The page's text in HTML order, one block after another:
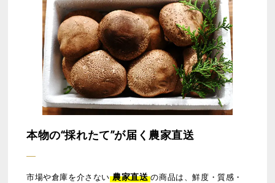
本物の“採れたて”が届く農家直送
市場や倉庫を介さない 農家直送 の商品は、鮮度・質感・